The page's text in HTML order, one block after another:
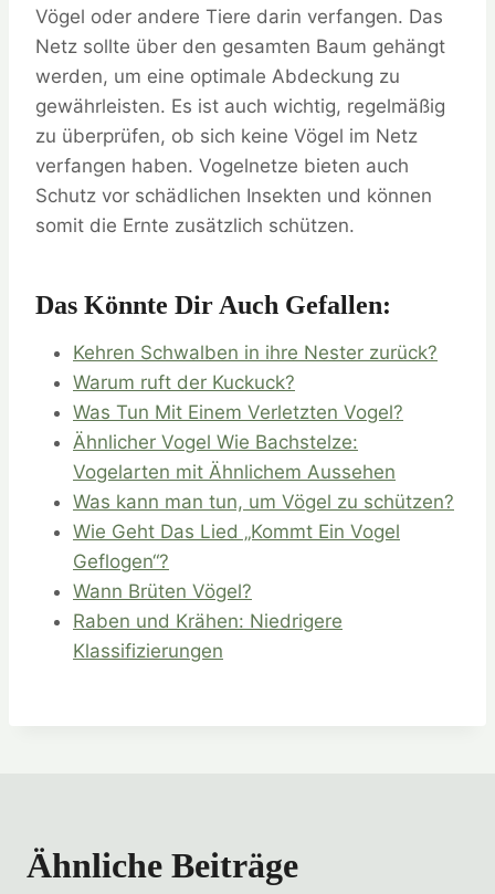
Vögel oder andere Tiere darin verfangen. Das
Netz sollte über den gesamten Baum gehängt
werden, um eine optimale Abdeckung zu
gewährleisten. Es ist auch wichtig, regelmäßig
zu überprüfen, ob sich keine Vögel im Netz
verfangen haben. Vogelnetze bieten auch
Schutz vor schädlichen Insekten und können
somit die Ernte zusätzlich schützen.
Das Könnte Dir Auch Gefallen:
Kehren Schwalben in ihre Nester zurück?
Warum ruft der Kuckuck?
Was Tun Mit Einem Verletzten Vogel?
Ähnlicher Vogel Wie Bachstelze:
Vogelarten mit Ähnlichem Aussehen
Was kann man tun, um Vögel zu schützen?
Wie Geht Das Lied „Kommt Ein Vogel
Geflogen“?
Wann Brüten Vögel?
Raben und Krähen: Niedrigere
Klassifizierungen
Ähnliche Beiträge